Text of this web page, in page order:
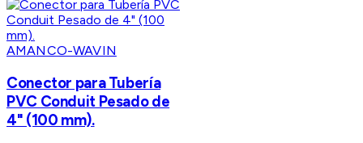
AMANCO-WAVIN
Conector para Tubería
PVC Conduit Pesado de
4" (100 mm).